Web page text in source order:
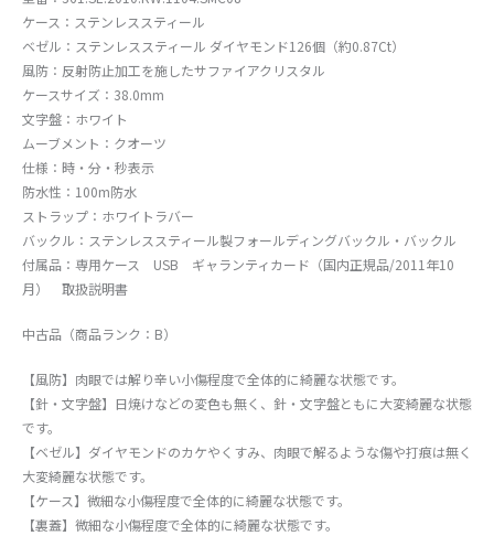
ケース：ステンレススティール
ベゼル：ステンレススティール ダイヤモンド126個（約0.87Ct）
風防：反射防止加工を施したサファイアクリスタル
ケースサイズ：38.0mm
文字盤：ホワイト
ムーブメント：クオーツ
仕様：時・分・秒表示
防水性：100m防水
ストラップ：ホワイトラバー
バックル：ステンレススティール製フォールディングバックル・バックル
付属品：専用ケース USB ギャランティカード（国内正規品/2011年10
月） 取扱説明書
中古品（商品ランク：B）
【風防】肉眼では解り辛い小傷程度で全体的に綺麗な状態です。
【針・文字盤】日焼けなどの変色も無く、針・文字盤ともに大変綺麗な状態
です。
【ベゼル】ダイヤモンドのカケやくすみ、肉眼で解るような傷や打痕は無く
大変綺麗な状態です。
【ケース】微細な小傷程度で全体的に綺麗な状態です。
【裏蓋】微細な小傷程度で全体的に綺麗な状態です。